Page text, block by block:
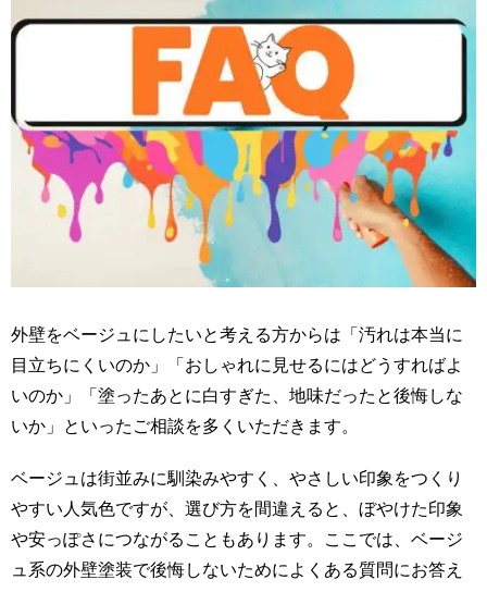
外壁をベージュにしたいと考える方からは「汚れは本当に
目立ちにくいのか」「おしゃれに見せるにはどうすればよ
いのか」「塗ったあとに白すぎた、地味だったと後悔しな
いか」といったご相談を多くいただきます。
ベージュは街並みに馴染みやすく、やさしい印象をつくり
やすい人気色ですが、選び方を間違えると、ぼやけた印象
や安っぽさにつながることもあります。ここでは、ベージ
ュ系の外壁塗装で後悔しないためによくある質問にお答え